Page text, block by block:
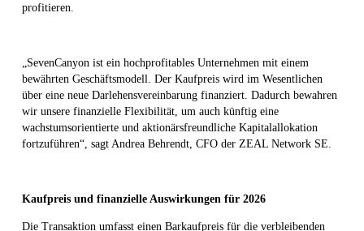
profitieren.
„SevenCanyon ist ein hochprofitables Unternehmen mit einem
bewährten Geschäftsmodell. Der Kaufpreis wird im Wesentlichen
über eine neue Darlehensvereinbarung finanziert. Dadurch bewahren
wir unsere finanzielle Flexibilität, um auch künftig eine
wachstumsorientierte und aktionärsfreundliche Kapitalallokation
fortzuführen“, sagt Andrea Behrendt, CFO der ZEAL Network SE.
Kaufpreis und finanzielle Auswirkungen für 2026
Die Transaktion umfasst einen Barkaufpreis für die verbleibenden